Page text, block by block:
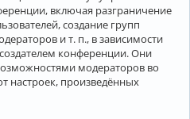
включая разграничение
создание групп
и т. п., в зависимости
конференции. Они
модераторов во
настроек, произведённых